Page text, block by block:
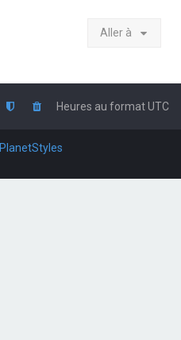
Aller à
Heures au formatUTC
PlanetStyles